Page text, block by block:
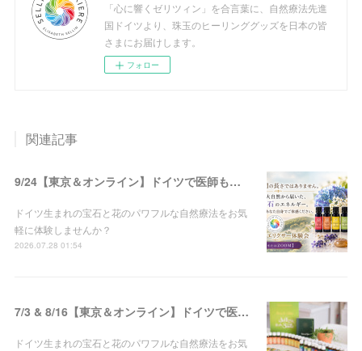
「心に響くゼリツィン」を合言葉に、自然療法先進
国ドイツより、珠玉のヒーリンググッズを日本の皆
さまにお届けします。
フォロー
関連記事
9/24【東京＆オンライン】ドイツで医師も使う！!宝石と花の自然療法♡ゼリツィン®エリクサー体験会 開催
ドイツ生まれの宝石と花のパワフルな自然療法をお気
軽に体験しませんか？
2026.07.28 01:54
7/3 & 8/16【東京＆オンライン】ドイツで医師も使う！!宝石と花の自然療法♡ゼリツィン®エリクサー体験会 開催
ドイツ生まれの宝石と花のパワフルな自然療法をお気